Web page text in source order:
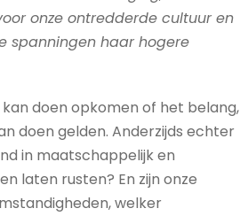
onze ontredderde cultuur en
spanningen haar hogere
doen opkomen of het belang,
doen gelden. Anderzijds echter
in maatschappelijk en
laten rusten? En zijn onze
welker